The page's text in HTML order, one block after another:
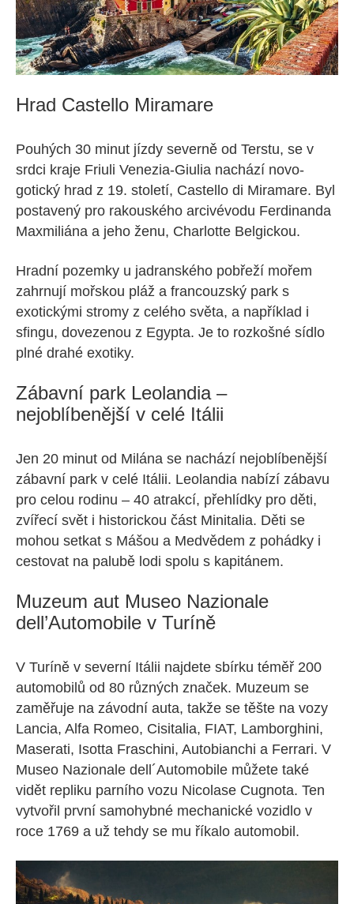
Hrad Castello Miramare
Pouhých 30 minut jízdy severně od Terstu, se v
srdci kraje Friuli Venezia-Giulia nachází novo-
gotický hrad z 19. století, Castello di Miramare. Byl
postavený pro rakouského arcivévodu Ferdinanda
Maxmiliána a jeho ženu, Charlotte Belgickou.
Hradní pozemky u jadranského pobřeží mořem
zahrnují mořskou pláž a francouzský park s
exotickými stromy z celého světa, a například i
sfingu, dovezenou z Egypta. Je to rozkošné sídlo
plné drahé exotiky.
Zábavní park Leolandia –
nejoblíbenější v celé Itálii
Jen 20 minut od Milána se nachází nejoblíbenější
zábavní park v celé Itálii. Leolandia nabízí zábavu
pro celou rodinu – 40 atrakcí, přehlídky pro děti,
zvířecí svět i historickou část Minitalia. Děti se
mohou setkat s Mášou a Medvědem z pohádky i
cestovat na palubě lodi spolu s kapitánem.
Muzeum aut Museo Nazionale
dell’Automobile v Turíně
V Turíně v severní Itálii najdete sbírku téměř 200
automobilů od 80 různých značek. Muzeum se
zaměřuje na závodní auta, takže se těšte na vozy
Lancia, Alfa Romeo, Cisitalia, FIAT, Lamborghini,
Maserati, Isotta Fraschini, Autobianchi a Ferrari. V
Museo Nazionale dell´Automobile můžete také
vidět repliku parního vozu Nicolase Cugnota. Ten
vytvořil první samohybné mechanické vozidlo v
roce 1769 a už tehdy se mu říkalo automobil.